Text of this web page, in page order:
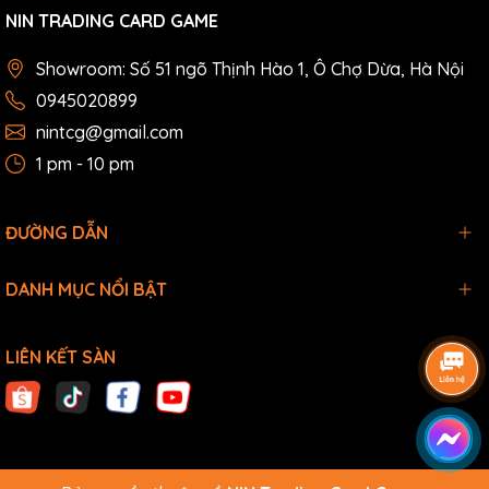
NIN TRADING CARD GAME
Showroom: Số 51 ngõ Thịnh Hào 1, Ô Chợ Dừa, Hà Nội
0945020899
nintcg@gmail.com
1 pm - 10 pm
ĐƯỜNG DẪN
DANH MỤC NỔI BẬT
LIÊN KẾT SÀN